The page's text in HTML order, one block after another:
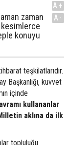
zaman
kesimlerce
konuyu
A+
A-
teşkilatlarıdır.
Başkanlığı, kuvvet
içinde
kullananlar
aklına da ilk
topluluğu